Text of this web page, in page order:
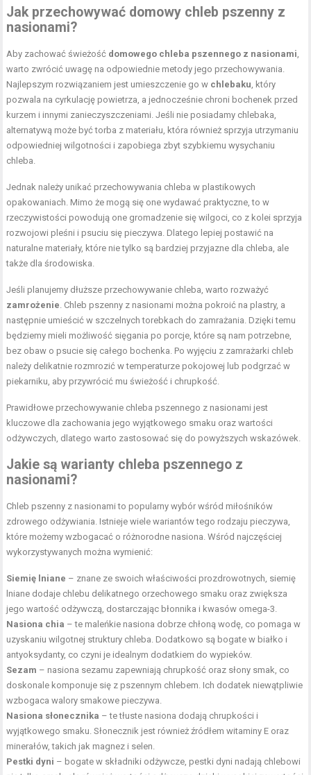
Jak przechowywać domowy chleb pszenny z
nasionami?
Aby zachować świeżość domowego chleba pszennego z nasionami
warto zwrócić uwagę na odpowiednie metody jego przechowywania.
Najlepszym rozwiązaniem jest umieszczenie go w chlebaku , który
pozwala na cyrkulację powietrza, a jednocześnie chroni bochenek przed
kurzem i innymi zanieczyszczeniami. Jeśli nie posiadamy chlebaka,
alternatywą może być torba z materiału, która również sprzyja utrzymaniu
odpowiedniej wilgotności i zapobiega zbyt szybkiemu wysychaniu
chleba.
Jednak należy unikać przechowywania chleba w plastikowych
opakowaniach. Mimo że mogą się one wydawać praktyczne, to w
rzeczywistości powodują one gromadzenie się wilgoci, co z kolei sprzyja
rozwojowi pleśni i psuciu się pieczywa. Dlatego lepiej postawić na
naturalne materiały, które nie tylko są bardziej przyjazne dla chleba, ale
także dla środowiska.
Jeśli planujemy dłuższe przechowywanie chleba, warto rozważyć
zamrożenie . Chleb pszenny z nasionami można pokroić na plastry, a
następnie umieścić w szczelnych torebkach do zamrażania. Dzięki temu
będziemy mieli możliwość sięgania po porcje, które są nam potrzebne,
bez obaw o psucie się całego bochenka. Po wyjęciu z zamrażarki chleb
należy delikatnie rozmrozić w temperaturze pokojowej lub podgrzać w
piekarniku, aby przywrócić mu świeżość i chrupkość.
Prawidłowe przechowywanie chleba pszennego z nasionami jest
kluczowe dla zachowania jego wyjątkowego smaku oraz wartości
odżywczych, dlatego warto zastosować się do powyższych wskazówek.
Jakie są warianty chleba pszennego z
nasionami?
Chleb pszenny z nasionami to popularny wybór wśród miłośników
zdrowego odżywiania. Istnieje wiele wariantów tego rodzaju pieczywa,
które możemy wzbogacać o różnorodne nasiona. Wśród najczęściej
wykorzystywanych można wymienić:
Siemię lniane – znane ze swoich właściwości prozdrowotnych, siemię
lniane dodaje chlebu delikatnego orzechowego smaku oraz zwiększa
jego wartość odżywczą, dostarczając błonnika i kwasów omega-3.
Nasiona chia – te maleńkie nasiona dobrze chłoną wodę, co pomaga w
uzyskaniu wilgotnej struktury chleba. Dodatkowo są bogate w białko i
antyoksydanty, co czyni je idealnym dodatkiem do wypieków.
Sezam – nasiona sezamu zapewniają chrupkość oraz słony smak, co
doskonale komponuje się z pszennym chlebem. Ich dodatek niewątpliwie
wzbogaca walory smakowe pieczywa.
Nasiona słonecznika – te tłuste nasiona dodają chrupkości i
wyjątkowego smaku. Słonecznik jest również źródłem witaminy E oraz
minerałów, takich jak magnez i selen.
Pestki dyni – bogate w składniki odżywcze, pestki dyni nadają chlebowi